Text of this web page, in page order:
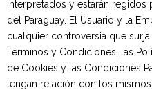
interpretados y estarán
del Paraguay. El Usuario y la
cualquier controversia que
Términos y Condiciones, las
de Cookies y las Condiciones
tengan relación con los